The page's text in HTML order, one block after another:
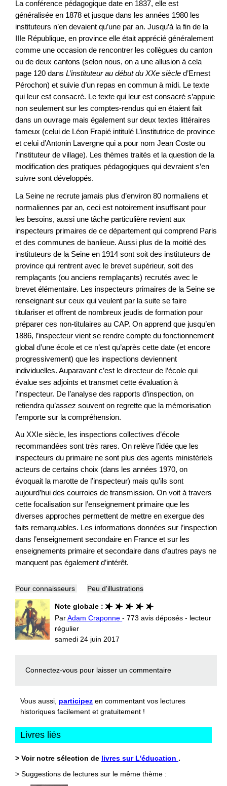
La conférence pédagogique date en 1837, elle est
généralisée en 1878 et jusque dans les années 1980 les
instituteurs n’en devaient qu’une par an. Jusqu’à la fin de la
IIIe République, en province elle était apprécié généralement
comme une occasion de rencontrer les collègues du canton
ou de deux cantons (selon nous, on a une allusion à cela
page 120 dans L’instituteur au début du XXe siècle d’Ernest
Pérochon) et suivie d’un repas en commun à midi. Le texte
qui leur est consacré. Le texte qui leur est consacré s’appuie
non seulement sur les comptes-rendus qui en étaient fait
dans un ouvrage mais également sur deux textes littéraires
fameux (celui de Léon Frapié intitulé L’institutrice de province
et celui d’Antonin Lavergne qui a pour nom Jean Coste ou
l’instituteur de village). Les thèmes traités et la question de la
modification des pratiques pédagogiques qui devraient s’en
suivre sont développés.
La Seine ne recrute jamais plus d’environ 80 normaliens et
normaliennes par an, ceci est notoirement insuffisant pour
les besoins, aussi une tâche particulière revient aux
inspecteurs primaires de ce département qui comprend Paris
et des communes de banlieue. Aussi plus de la moitié des
instituteurs de la Seine en 1914 sont soit des instituteurs de
province qui rentrent avec le brevet supérieur, soit des
remplaçants (ou anciens remplaçants) recrutés avec le
brevet élémentaire. Les inspecteurs primaires de la Seine se
renseignant sur ceux qui veulent par la suite se faire
titulariser et offrent de nombreux jeudis de formation pour
préparer ces non-titulaires au CAP. On apprend que jusqu’en
1886, l’inspecteur vient se rendre compte du fonctionnement
global d’une école et ce n’est qu’après cette date (et encore
progressivement) que les inspections deviennent
individuelles. Auparavant c’est le directeur de l’école qui
évalue ses adjoints et transmet cette évaluation à
l’inspecteur. De l’analyse des rapports d’inspection, on
retiendra qu’assez souvent on regrette que la mémorisation
l’emporte sur la compréhension.
Au XXIe siècle, les inspections collectives d’école
recommandées sont très rares. On relève l’idée que les
inspecteurs du primaire ne sont plus des agents ministériels
acteurs de certains choix (dans les années 1970, on
évoquait la marotte de l’inspecteur) mais qu’ils sont
aujourd’hui des courroies de transmission. On voit à travers
cette focalisation sur l’enseignement primaire que les
diverses approches permettent de mettre en exergue des
faits remarquables. Les informations données sur l’inspection
dans l’enseignement secondaire en France et sur les
enseignements primaire et secondaire dans d’autres pays ne
manquent pas également d’intérêt.
Pour connaisseurs Peu d'illustrations
Note globale :
ParAdam Craponne- 773 avis déposés - lecteur
régulier
samedi 24 juin 2017
Connectez-vous pour laisser un commentaire
Vous aussi, participez en commentant vos lectures
historiques facilement et gratuitement !
Livres liés
> Voir notre sélection de livres sur L'éducation .
> Suggestions de lectures sur le même thème :